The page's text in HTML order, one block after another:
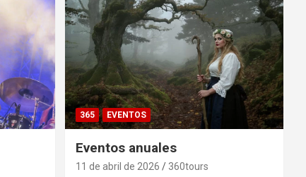
365 EVENTOS
Eventos anuales
11 de abril de 2026 360tours